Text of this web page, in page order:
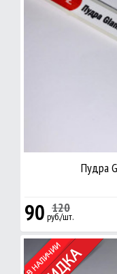
120
Пудра
90 руб./шт.